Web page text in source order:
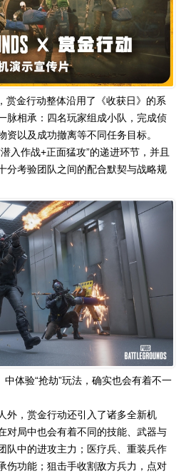
赏金行动整体沿用了《收获日》的系
脉相承：四名玩家组成小队，完成侦
以及成功撤离等不同任务目标。
入作战+正面猛攻”的递进环节，并且
分考验团队之间的配合默契与战略规
中体验“抢劫”玩法，确实也会有着不一
外，赏金行动还引入了诸多全新机
对局中也会有着不同的技能、武器与
队中的进攻主力；医疗兵、重装兵作
伤功能；狙击手收割敌方兵力，点对